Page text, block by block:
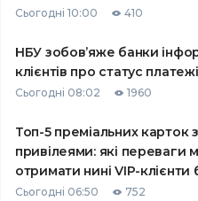
СТРАХУВАННЮ
ВСІ СТРАХОВІ ПОЛІСИ
ВІДГУКИ ПРО СТРАХОВІ
КОМПАНІЇ
Сьогодні 10:00 410
НБУ зобов’яже банки
клієнтів про статус
Сьогодні 08:02 1960
Топ-5 преміальних карток з
привілеями: які переваги
отримати нині VIP-клієнти
Сьогодні 06:50 752